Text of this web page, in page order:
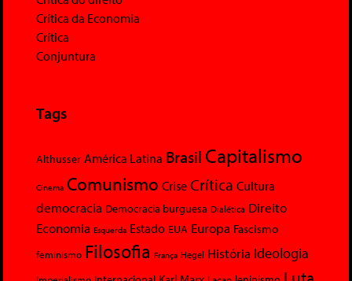
Crítica da Economia
Crítica
Conjuntura
Tags
Althusser América Latina Brasil Capitalismo
Cinema Comunismo Crise Crítica Cultura
democracia Democracia burguesa Dialética Direito
Economia Esquerda Estado EUA Europa Fascismo
feminismo Filosofia França Hegel História Ideologia